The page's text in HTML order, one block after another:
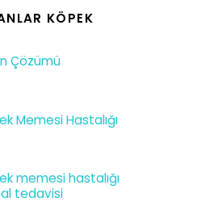
KÖPEK
Çözümü
Memesi Hastalığı
memesi hastalığı
tedavisi